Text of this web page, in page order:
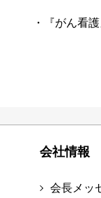
・『がん看
会社情報
会長メッ